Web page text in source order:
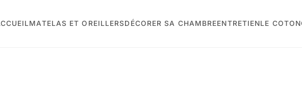
MATELAS ET OREILLERSDÉCORER SA CHAMBREENTRETIENLE COTON